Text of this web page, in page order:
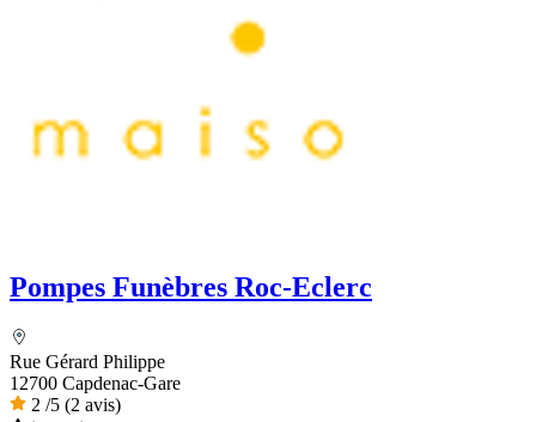
Pompes Funèbres Roc-Eclerc
Rue Gérard Philippe
12700 Capdenac-Gare
2 /5 (2 avis)